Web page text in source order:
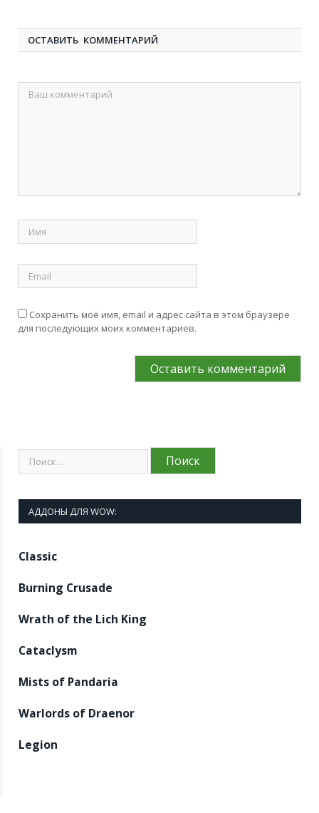
ОСТАВИТЬ КОММЕНТАРИЙ
Сохранить моё имя, email и адрес сайта в этом браузере
для последующих моих комментариев.
АДДОНЫ ДЛЯ WOW:
Classic
Burning Crusade
Wrath of the Lich King
Cataclysm
Mists of Pandaria
Warlords of Draenor
Legion